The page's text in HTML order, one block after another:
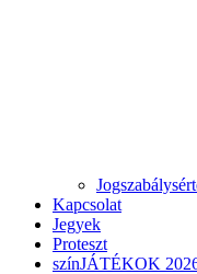
Kapcsolat
Jegyek
Proteszt
színJÁTÉKOK